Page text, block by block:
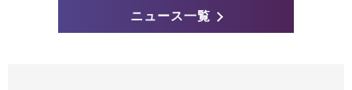
ニュース一覧